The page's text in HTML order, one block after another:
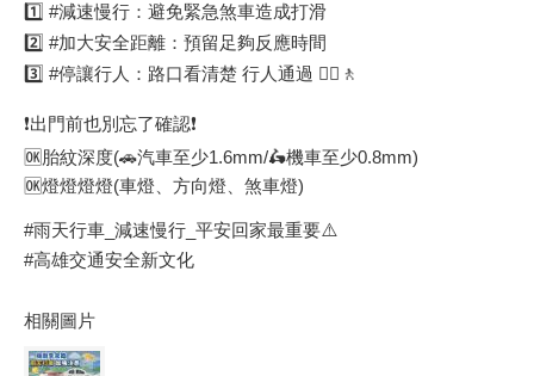
1️⃣ #減速慢行：避免緊急煞車造成打滑
2️⃣ #加大安全距離：預留足夠反應時間
3️⃣ #停讓行人：路口看清楚 行人通過 🚶‍♀️🚶
❗出門前也別忘了確認❗
🆗胎紋深度(🚗汽車至少1.6mm/🛵機車至少0.8mm)
🆗燈燈燈燈(車燈、方向燈、煞車燈)
#雨天行車_減速慢行_平安回家最重要⚠️
#高雄交通安全新文化
相關圖片